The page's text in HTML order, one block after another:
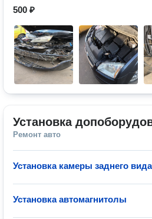
500 ₽
Установка
Ремонт авто
Установка камеры заднего
Установка автомагнитолы